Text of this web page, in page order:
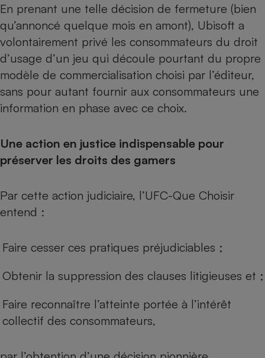
En prenant une telle décision de fermeture (bien
qu’annoncé quelque mois en amont), Ubisoft a
volontairement privé les consommateurs du droit
d’usage d’un jeu qui découle pourtant du propre
modèle de commercialisation choisi par l’éditeur,
sans pour autant fournir aux consommateurs une
information en phase avec ce choix.
Une action en justice indispensable pour
préserver les droits des gamers
Par cette action judiciaire, l’UFC-Que Choisir
entend :
Faire cesser ces pratiques préjudiciables ;
Obtenir la suppression des clauses litigieuses et ;
Faire reconnaître l’atteinte portée à l’intérêt
collectif des consommateurs,